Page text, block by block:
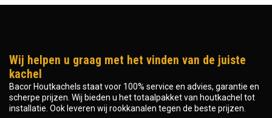
Wij helpen u graag met het vinden van de juiste
kachel
Bacor Houtkachels staat voor 100% service en advies, garantie en
scherpe prijzen. Wij bieden u het totaalpakket van houtkachel tot
installatie. Ook leveren wij rookkanalen tegen de beste prijzen.